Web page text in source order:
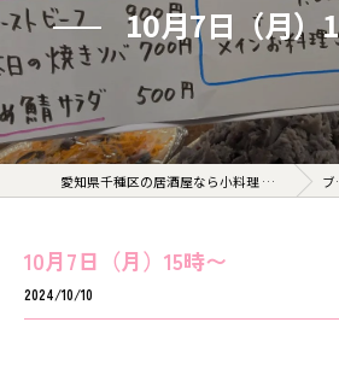
10月7日（月）
愛知県千種区の居酒屋なら小料理 久 KYU ブログ
10月7日（月）15時〜
2024/10/10